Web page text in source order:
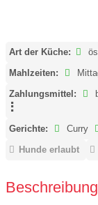
Art der Küche:
Mahlzeiten:
Zahlungsmittel:
Gerichte: Curry
Hunde erlaubt